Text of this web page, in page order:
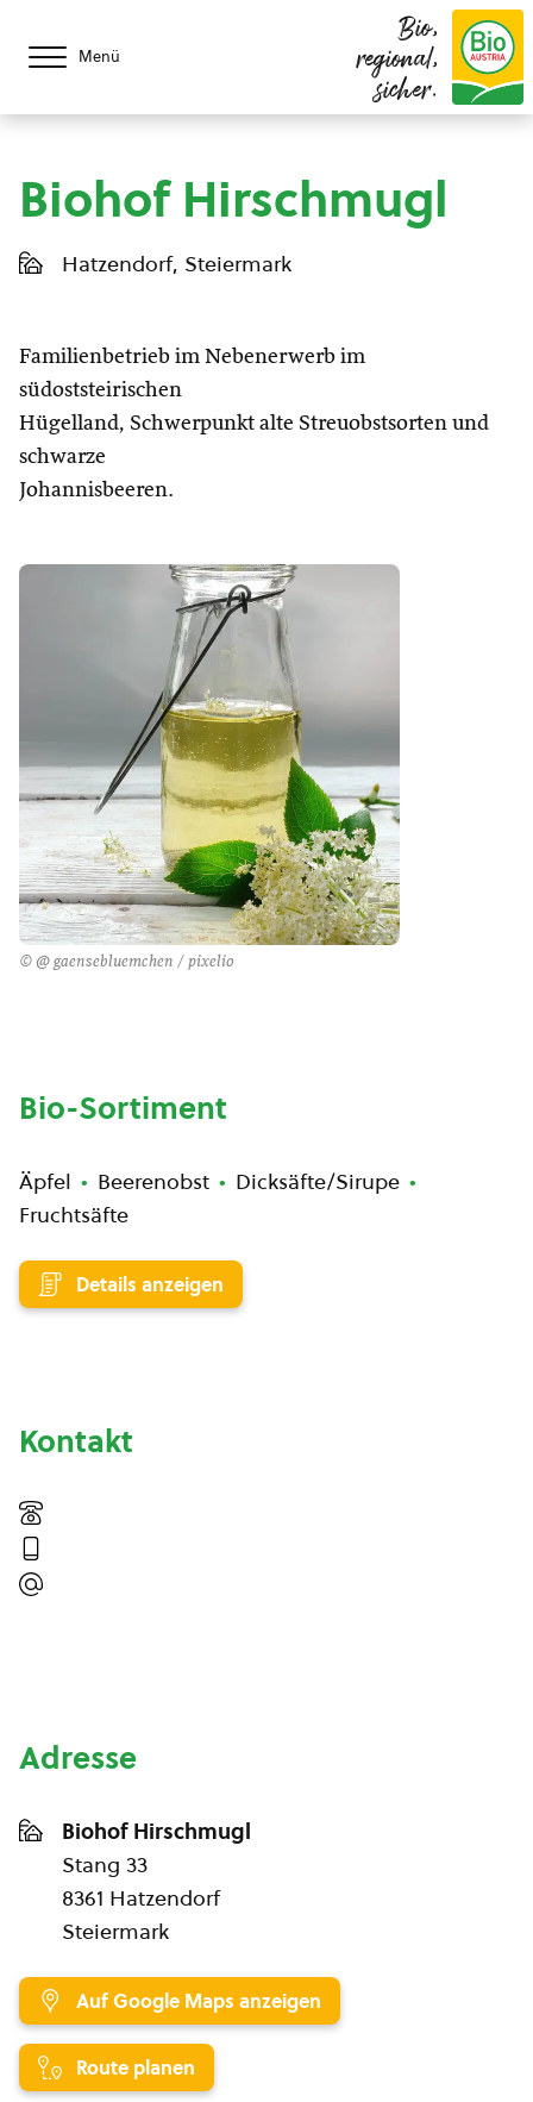
Menü
Bio,
regional,
sicher.
Biohof Hirschmugl
Hatzendorf, Steiermark
Familienbetrieb im Nebenerwerb im
südoststeirischen
Hügelland, Schwerpunkt alte Streuobstsorten und
schwarze
Johannisbeeren.
© @ gaensebluemchen / pixelio
Bio-Sortiment
Äpfel Beerenobst
Dicksäfte/Sirupe
Fruchtsäfte
Details anzeigen
Kontakt
Adresse
Biohof Hirschmugl
Stang 33
8361 Hatzendorf
Steiermark
Auf Google Maps anzeigen
Route planen